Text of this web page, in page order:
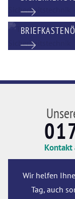
Kontakt
Wir helfen
Tag, auch